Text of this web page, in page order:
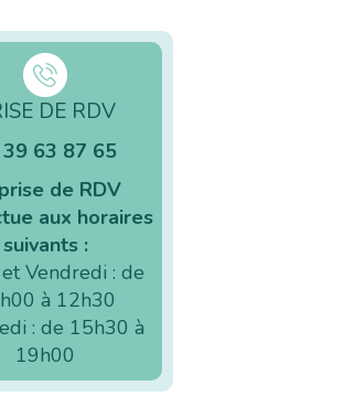
DE RDV
63 87 65
de RDV
aux horaires
suivants :
Vendredi : de
à 12h30
: de 15h30 à
19h00